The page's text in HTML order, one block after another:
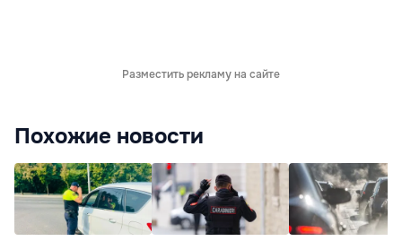
Разместить рекламу на сайте
Похожие новости